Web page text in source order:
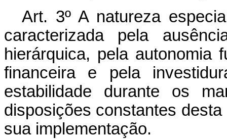
Art. 3º A natureza
caracterizada pela
hierárquica, pela autonomia
financeira e pela
estabilidade durante os
disposições constantes
sua implementação.